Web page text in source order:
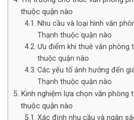
thuộc quận nào
Nhu cầu và loại hình văn
Thạnh thuộc quận nào
Ưu điểm khi thuê văn phòng
thuộc quận nào
Các yếu tố ảnh hưởng đến
Thạnh thuộc quận nào
Kinh nghiệm lựa chọn văn phòng
thuộc quận nào
Xác định nhu cầu và ngân